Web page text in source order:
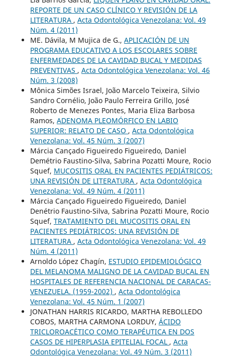
REPORTE DE UN CASO CLÍNICO Y REVISIÓN DE LA
LITERATURA , Acta Odontológica Venezolana: Vol. 49
Núm. 4 (2011)
ME. Dávila, M Mujica de G., APLICACIÓN DE UN
PROGRAMA EDUCATIVO A LOS ESCOLARES SOBRE
ENFERMEDADES DE LA CAVIDAD BUCAL Y MEDIDAS
PREVENTIVAS , Acta Odontológica Venezolana: Vol. 46
Núm. 3 (2008)
Mônica Simões Israel, João Marcelo Teixeira, Silvio
Sandro Cornélio, João Paulo Ferreira Grillo, José
Roberto de Menezes Pontes, Maria Eliza Barbosa
Ramos, ADENOMA PLEOMÓRFICO EN LABIO
SUPERIOR: RELATO DE CASO , Acta Odontológica
Venezolana: Vol. 45 Núm. 3 (2007)
Márcia Cançado Figueiredo Figueiredo, Daniel
Demétrio Faustino-Silva, Sabrina Pozatti Moure, Rocio
Squef, MUCOSITIS ORAL EN PACIENTES PEDIÁTRICOS:
UNA REVISIÓN DE LITERATURA , Acta Odontológica
Venezolana: Vol. 49 Núm. 4 (2011)
Márcia Cançado Figueiredo Figueiredo, Daniel
Denétrio Faustino-Silva, Sabrina Pozatti Moure, Rocio
Squef, TRATAMIENTO DEL MUCOSITIS ORAL EN
PACIENTES PEDIÁTRICOS: UNA REVISIÓN DE
LITERATURA , Acta Odontológica Venezolana: Vol. 49
Núm. 4 (2011)
Arnoldo López Chagín, ESTUDIO EPIDEMIOLÓGICO
DEL MELANOMA MALIGNO DE LA CAVIDAD BUCAL EN
HOSPITALES DE REFERENCIA NACIONAL DE CARACAS-
VENEZUELA. (1959-2002) , Acta Odontológica
Venezolana: Vol. 45 Núm. 1 (2007)
JONATHAN HARRIS RICARDO, MARTHA REBOLLEDO
COBOS, MARTHA CARMONA LORDUY, ÁCIDO
TRICLOROACÉTICO COMO TERAPÉUTICA EN DOS
CASOS DE HIPERPLASIA EPITELIAL FOCAL , Acta
Odontológica Venezolana: Vol. 49 Núm. 3 (2011)